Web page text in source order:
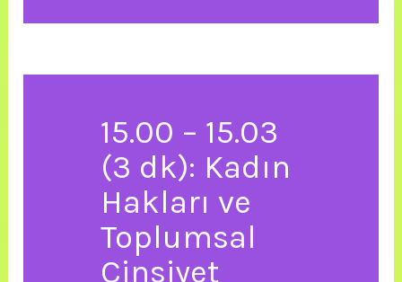
15.00 – 15.03
(3 dk): Kadın
Hakları ve
Toplumsal
Cinsiyet